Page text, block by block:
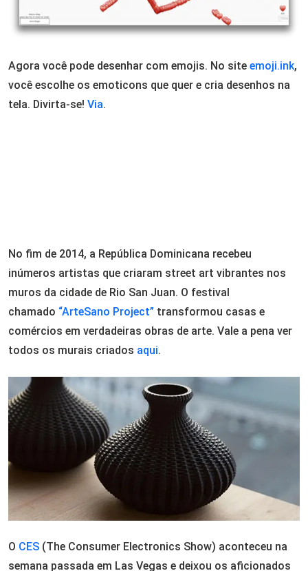
Agora você pode desenhar com emojis. No site emoji.ink,
você escolhe os emoticons que quer e cria desenhos na
tela. Divirta-se! Via.
No fim de 2014, a República Dominicana recebeu
inúmeros artistas que criaram street art vibrantes nos
muros da cidade de Rio San Juan. O festival
chamado “ArteSano Project” transformou casas e
comércios em verdadeiras obras de arte. Vale a pena ver
todos os murais criados aqui.
O CES (The Consumer Electronics Show) aconteceu na
semana passada em Las Vegas e deixou os aficionados